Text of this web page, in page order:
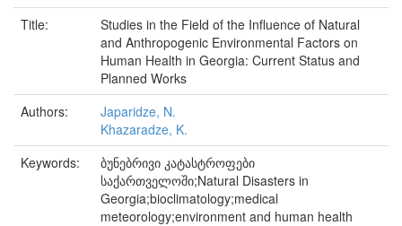
Title:
Studies in the Field of the Influence of Natural
and Anthropogenic Environmental Factors on
Human Health in Georgia: Current Status and
Planned Works
Authors:
Japaridze, N.
Khazaradze, K.
Keywords:
ბუნებრივი კატასტროფები
საქართველოში;Natural Disasters in
Georgia;bioclimatology;medical
meteorology;environment and human health